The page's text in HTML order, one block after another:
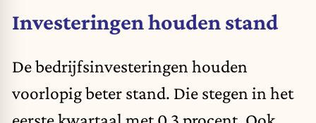
Investeringen houden stand
De bedrijfsinvesteringen houden
voorlopig beter stand. Die stegen in het